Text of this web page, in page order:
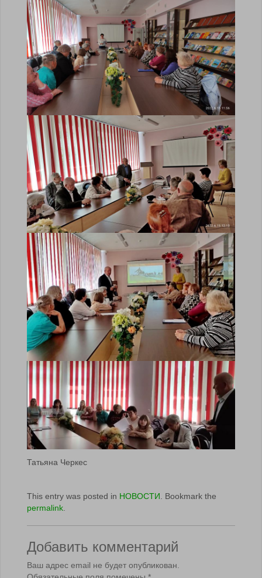
Татьяна Черкес
This entry was posted in НОВОСТИ . Bookmark the
permalink
Добавить комментарий
Ваш адрес email не будет опубликован.